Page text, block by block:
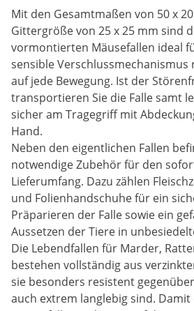
Mit den Gesamtmaßen von 50 x
Gittergröße von 25 x 25 mm sind
vormontierten Mäusefallen ideal
sensible Verschlussmechanismus
auf jede Bewegung. Ist der
transportieren Sie die Falle samt
sicher am Tragegriff mit
Hand.
Neben den eigentlichen Fallen
notwendige Zubehör für den
Lieferumfang. Dazu zählen
und Folienhandschuhe für ein
Präparieren der Falle sowie ein
Aussetzen der Tiere in
Die Lebendfallen für Marder,
bestehen vollständig aus
sie besonders resistent
auch extrem langlebig sind. Damit